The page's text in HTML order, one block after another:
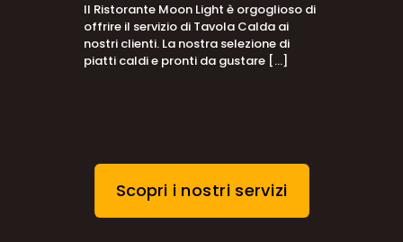
Il Ristorante Moon Light è orgoglioso di
offrire il servizio di Tavola Calda ai
nostri clienti. La nostra selezione di
piatti caldi e pronti da gustare […]
Scopri i nostri servizi